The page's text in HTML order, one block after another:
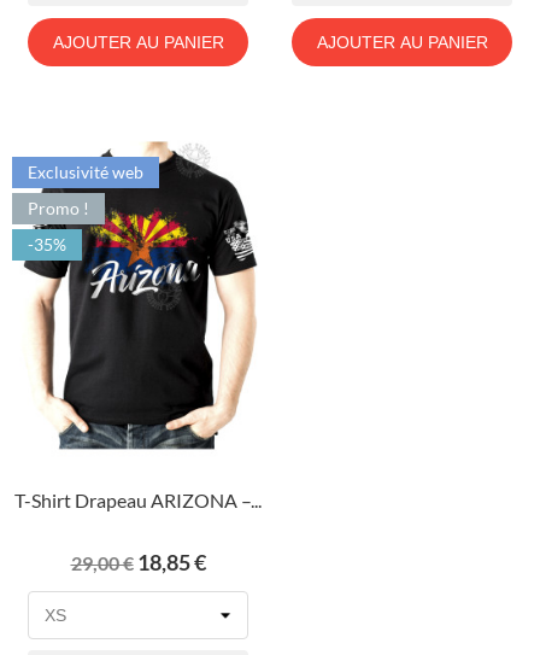
AJOUTER AU PANIER AJOUTER AU PANIER
T-Shirt Drapeau ARIZONA –...
Prix
de
29,00 € Prix
18,85 €
Exclusivité web
Promo !
-35%